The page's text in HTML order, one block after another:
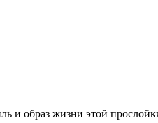
и образ жизни этой